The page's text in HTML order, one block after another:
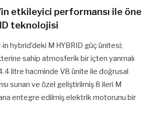
etkileyici performansı ile öne
teknolojisi
hybrid’deki M HYBRID güç ünitesi;
sahip atmosferik bir içten yanmalı
litre hacminde V8 ünite ile doğrusal
sunan ve özel geliştirilmiş 8 ileri M
entegre edilmiş elektrik motorunu bir